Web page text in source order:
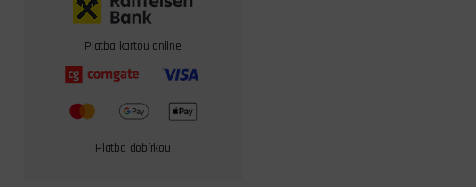
Platba kartou online
Platba dobírkou